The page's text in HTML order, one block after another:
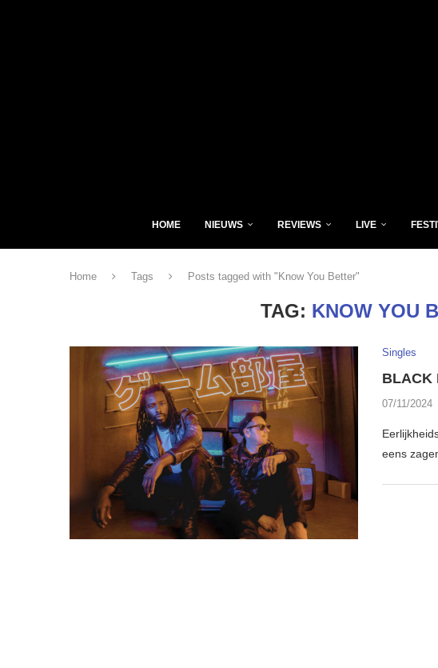
HOME NIEUWS REVIEWS LIVE
Home Tags Posts tagged with "Know You Better"
TAG: KNOW YOU
Singles
BLACK
07/11/2024
eens